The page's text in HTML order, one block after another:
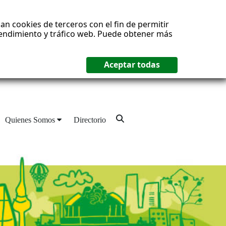
cookies de terceros con el fin de permitir
y tráfico web. Puede obtener más
Quienes Somos Directorio